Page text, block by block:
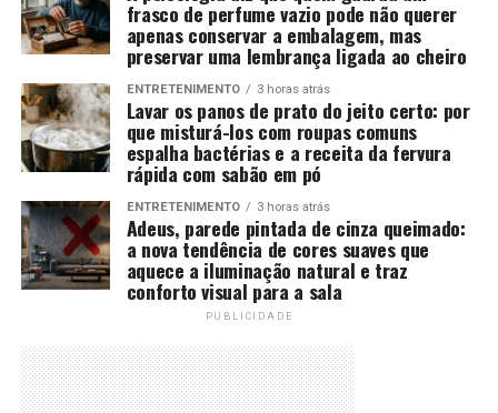
frasco de perfume vazio pode não querer
apenas conservar a embalagem, mas
preservar uma lembrança ligada ao cheiro
ENTRETENIMENTO 3 horas atrás
Lavar os panos de prato do jeito certo: por
que misturá-los com roupas comuns
espalha bactérias e a receita da fervura
rápida com sabão em pó
ENTRETENIMENTO 3 horas atrás
Adeus, parede pintada de cinza queimado:
a nova tendência de cores suaves que
aquece a iluminação natural e traz
conforto visual para a sala
PUBLICIDADE